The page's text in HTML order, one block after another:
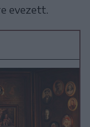
evezett.